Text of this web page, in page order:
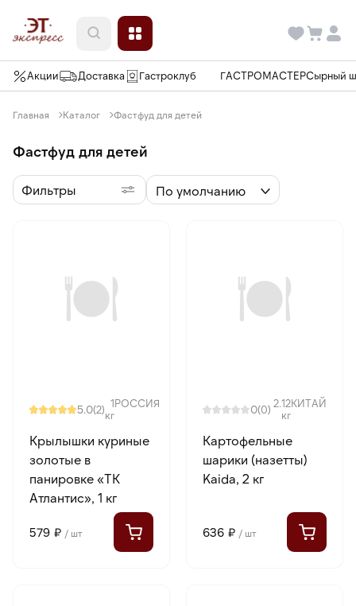
Акции Доставка Гастроклуб ГАСТРОМАСТЕРСырный
Главная Каталог Фастфуд для детей
Фастфуд для детей
Фильтры По умолчанию
5.0(2) 1
кг
РОССИЯ
Крылышки куриные
золотые в
панировке «ТК
Атлантис», 1 кг
579 ₽ / шт
0(0) 2.12
кг
КИТАЙ
Картофельные
шарики (назетты)
Kaida, 2 кг
636 ₽ / шт